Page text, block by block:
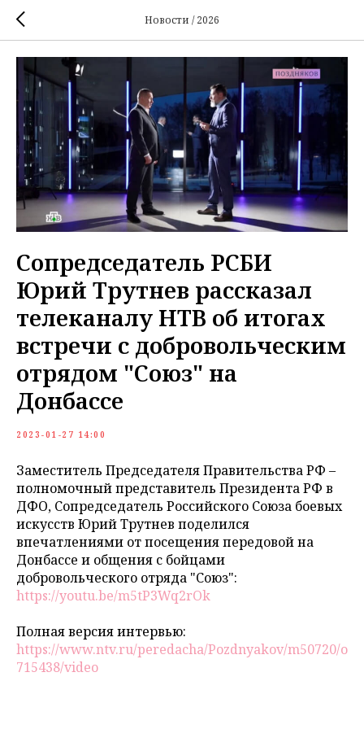
Новости / 2026
Сопредседатель РСБИ
Юрий Трутнев рассказал
телеканалу НТВ об итогах
встречи с добровольческим
отрядом "Союз" на
Донбассе
2023-01-27 14:00
Заместитель Председателя Правительства РФ –
полномочный представитель Президента РФ в
ДФО, Сопредседатель Российского Союза боевых
искусств Юрий Трутнев поделился
впечатлениями от посещения передовой на
Донбассе и общения с бойцами
добровольческого отряда "Союз":
https://youtu.be/m5tP3Wq2rOk​​​​​​​
Полная версия интервью:
https://www.ntv.ru/peredacha/Pozdnyakov/m50720/o
715438/video